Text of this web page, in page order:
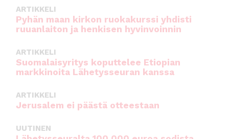
k
ARTIKKELI
Pyhän maan kirkon ruokakurssi yhdisti
ruuanlaiton ja henkisen hyvinvoinnin
ARTIKKELI
Suomalaisyritys koputtelee Etiopian
markkinoita Lähetysseuran kanssa
ARTIKKELI
Jerusalem ei päästä otteestaan
UUTINEN